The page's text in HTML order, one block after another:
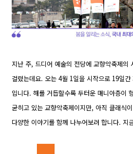
지난 주, 드디어 예술의 전당에 교향악축제의
걸렸는데요. 오는 4월 1일을 시작으로 19일
입니다. 해를 거듭할수록 두터운 매니아층이
굳히고 있는 교향악축제이지만, 아직 클래식
다양한 이야기를 함께 나누어보려 합니다. 지